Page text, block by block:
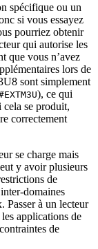
spécifique ou un
si vous essayez
pourriez obtenir
qui autorise les
que vous n’avez
lors de
sont simplement
), ce qui
cela se produit,
correctement
se charge mais
y avoir plusieurs
de
domaines
Passer à un lecteur
applications de
de